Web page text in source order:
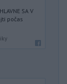
SA V
počas